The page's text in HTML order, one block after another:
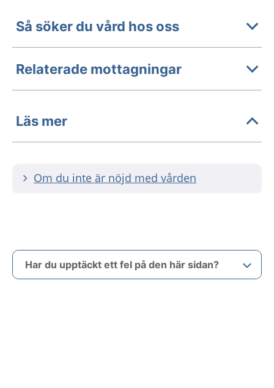
Så söker du vård hos oss
Relaterade mottagningar
Läs mer
Om du inte är nöjd med vården
Har du upptäckt ett fel på den här sidan?